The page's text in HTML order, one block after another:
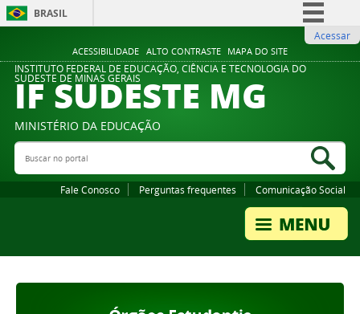
ACESSIBILIDADE ALTO CONTRASTE MAPA DO SITE
BRASIL
Comunica BR
Participe
Legislação
Acessar
INSTITUTO FEDERAL DE EDUCAÇÃO, CIÊNCIA E TECNOLOGIA DO
SUDESTE DE MINAS GERAIS
IF SUDESTE MG
MINISTÉRIO DA EDUCAÇÃO
Buscar no portal
Fale Conosco Perguntas frequentes Comunicação Social